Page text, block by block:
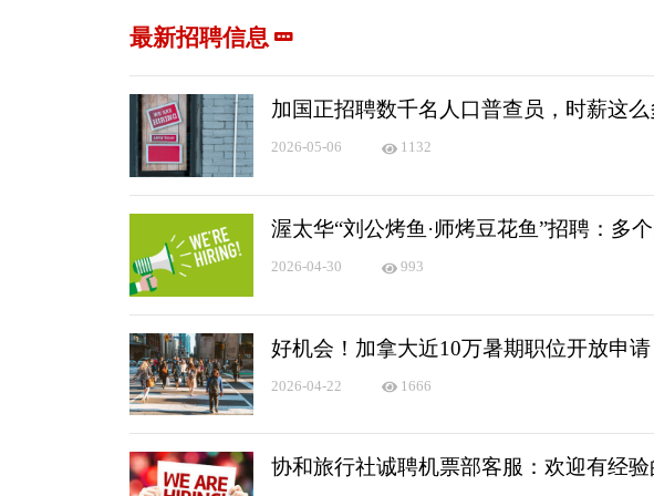
最新招聘信息
加国正招聘数千名人口普查员，时薪这么
2026-05-06 1132
渥太华“刘公烤鱼·师烤豆花鱼”招聘：多
2026-04-30 993
好机会！加拿大近10万暑期职位开放申
2026-04-22 1666
协和旅行社诚聘机票部客服：欢迎有经